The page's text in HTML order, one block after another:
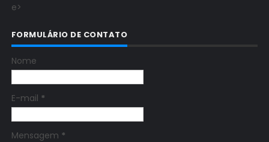
e>
FORMULÁRIO DE CONTATO
Nome
E-mail *
Mensagem *